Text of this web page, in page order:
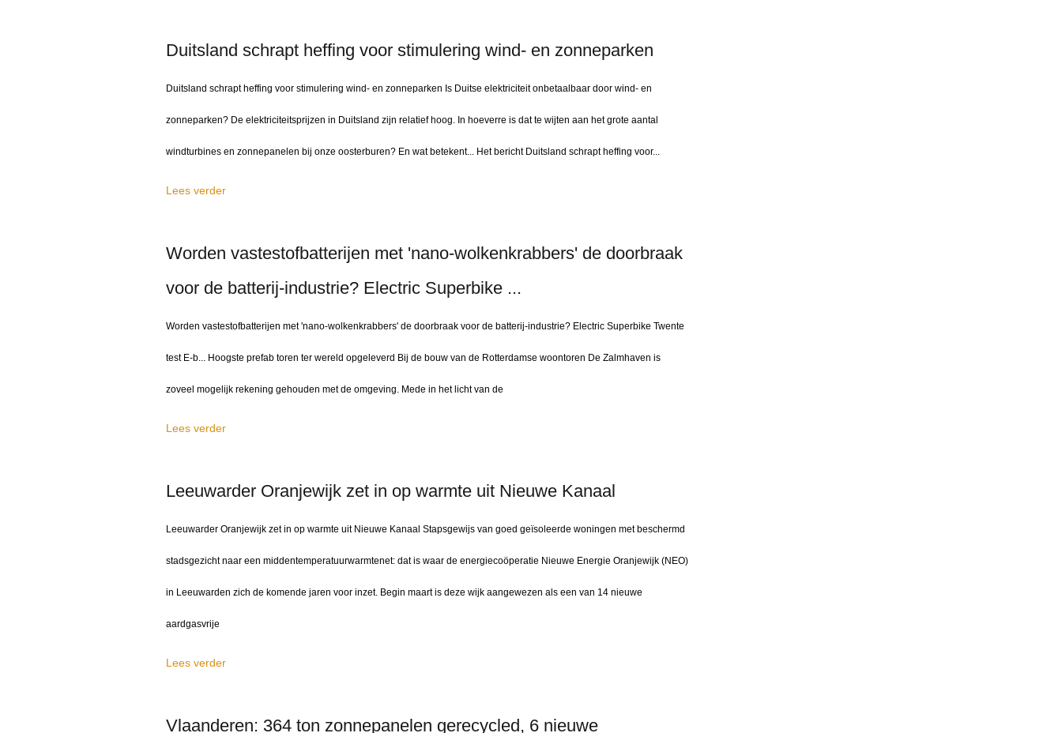
Duitsland schrapt heffing voor stimulering wind- en zonneparken
Duitsland schrapt heffing voor stimulering wind- en zonneparken Is Duitse elektriciteit onbetaalbaar door wind- en
zonneparken? De elektriciteitsprijzen in Duitsland zijn relatief hoog. In hoeverre is dat te wijten aan het grote aantal
windturbines en zonnepanelen bij onze oosterburen? En wat betekent... Het bericht Duitsland schrapt heffing voor...
Lees verder
Worden vastestofbatterijen met 'nano-wolkenkrabbers' de doorbraak
voor de batterij-industrie? Electric Superbike ...
Worden vastestofbatterijen met 'nano-wolkenkrabbers' de doorbraak voor de batterij-industrie? Electric Superbike Twente
test E-b... Hoogste prefab toren ter wereld opgeleverd Bij de bouw van de Rotterdamse woontoren De Zalmhaven is
zoveel mogelijk rekening gehouden met de omgeving. Mede in het licht van de
Lees verder
Leeuwarder Oranjewijk zet in op warmte uit Nieuwe Kanaal
Leeuwarder Oranjewijk zet in op warmte uit Nieuwe Kanaal Stapsgewijs van goed geïsoleerde woningen met beschermd
stadsgezicht naar een middentemperatuurwarmtenet: dat is waar de energiecoöperatie Nieuwe Energie Oranjewijk (NEO)
in Leeuwarden zich de komende jaren voor inzet. Begin maart is deze wijk aangewezen als een van 14 nieuwe
aardgasvrije
Lees verder
Vlaanderen: 364 ton zonnepanelen gerecycled, 6 nieuwe